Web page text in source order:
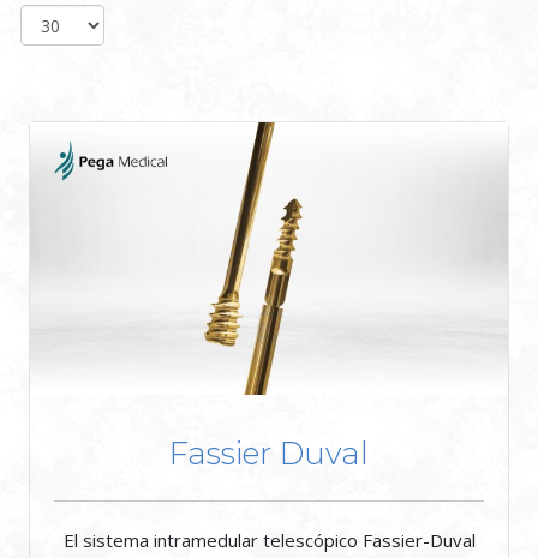
Fassier Duval
El sistema intramedular telescópico Fassier-Duval